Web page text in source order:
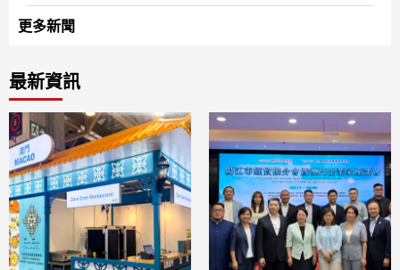
更多新聞
最新資訊